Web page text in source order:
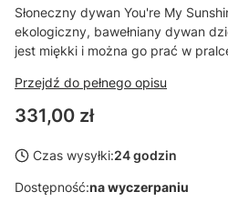
Słoneczny dywan You're My
ekologiczny, bawełniany dywan
jest miękki i można go prać w
Przejdź do pełnego opisu
Cena
331,00 zł
Czas wysyłki:24 godzin
Dostępność:na wyczerpaniu